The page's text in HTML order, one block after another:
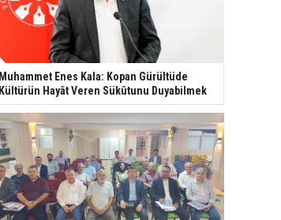
Muhammet Enes Kala: Kopan Gürültüde
Kültürün Hayât Veren Sükûtunu Duyabilmek